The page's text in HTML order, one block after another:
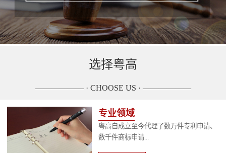
选择粤高
—————— · CHOOSE US · ——————
专业领域
粤高自成立至今代理了数万件专利申请、
数千件商标申请...